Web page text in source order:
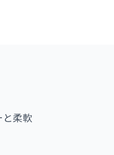
柔軟